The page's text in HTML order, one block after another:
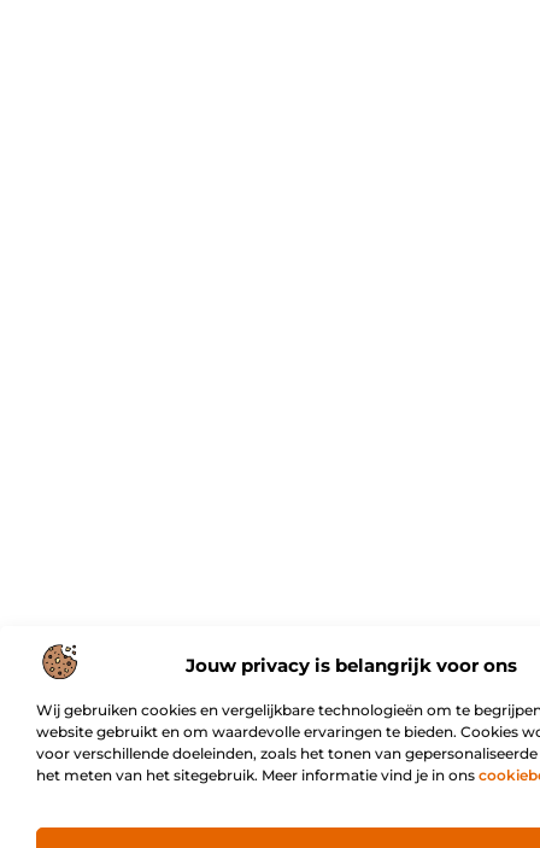
Jouw privacy is belangrijk voor ons
Wij gebruiken cookies en vergelijkbare technologieën om te
website gebruikt en om waardevolle ervaringen te bieden. Cookies
voor verschillende doeleinden, zoals het tonen van
het meten van het sitegebruik. Meer informatie vind je in ons